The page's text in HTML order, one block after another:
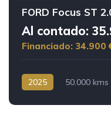
FORD Focus ST
Al contado:
Financiado: 34.900
2025 50.000 kms